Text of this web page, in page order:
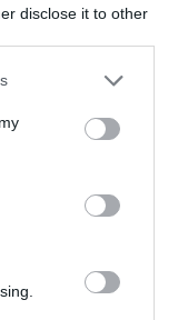
disclose it to other